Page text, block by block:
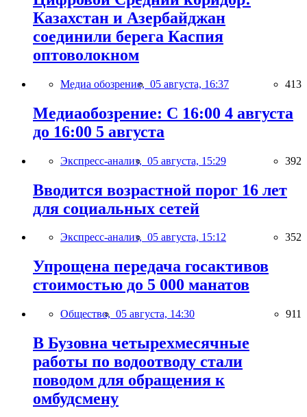
Казахстан и Азербайджан
соединили берега Каспия
оптоволокном
Медиа обозрение, 05 августа, 16:37 413
Медиаобозрение: С 16:00 4 августа
до 16:00 5 августа
Экспресс-анализ, 05 августа, 15:29 392
Вводится возрастной порог 16 лет
для социальных сетей
Экспресс-анализ, 05 августа, 15:12 352
Упрощена передача госактивов
стоимостью до 5 000 манатов
Общество, 05 августа, 14:30 911
В Бузовна четырехмесячные
работы по водоотводу стали
поводом для обращения к
омбудсмену